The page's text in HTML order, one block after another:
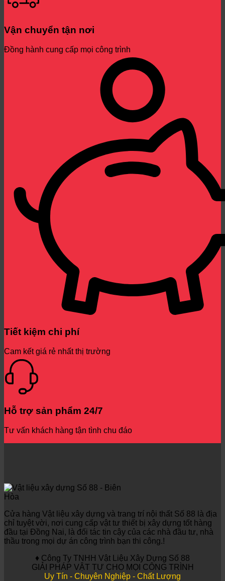
Vận chuyển tận nơi
Đồng hành cung cấp mọi công trình
Tiết kiệm chi phí
Cam kết giá rẻ nhất thị trường
Hỗ trợ sản phẩm 24/7
Tư vấn khách hàng tận tình chu đáo
Cửa hàng Vật liệu xây dựng và trang trí nội thất Số 88 là địa
chỉ tuyệt vời, nơi cung cấp vật tư thiết bị xây dựng tốt hàng
đầu tại Đồng Nai, là đối tác tin cậy của các nhà đầu tư, nhà
thầu trong mọi dự án công trình bạn thi công.!
♦ Công Ty TNHH Vật Liệu Xây Dựng Số 88
GIẢI PHÁP VẬT TƯ CHO MỌI CÔNG TRÌNH
Uy Tín - Chuyên Nghiệp - Chất Lượng